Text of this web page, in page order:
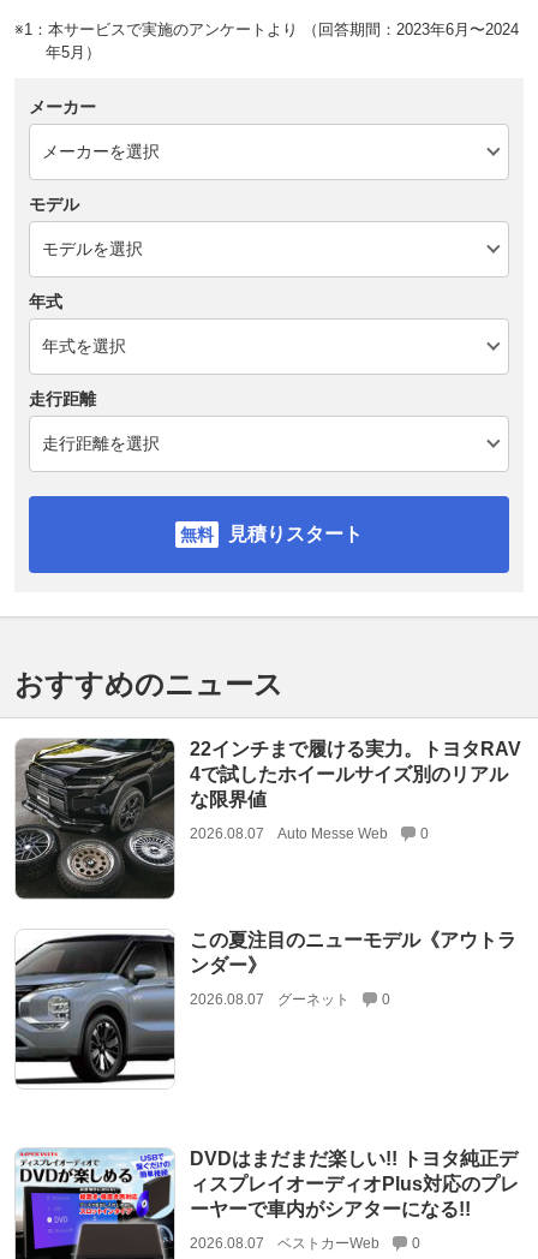
※1：本サービスで実施のアンケートより （回答期間：2023年6月〜2024
年5月）
メーカー
モデル
年式
走行距離
見積りスタート
おすすめのニュース
22インチまで履ける実力。トヨタRAV
4で試したホイールサイズ別のリアル
な限界値
2026.08.07 Auto Messe Web 0
この夏注目のニューモデル《アウトラ
ンダー》
2026.08.07 グーネット 0
DVDはまだまだ楽しい!! トヨタ純正デ
ィスプレイオーディオPlus対応のプレ
ーヤーで車内がシアターになる!!
2026.08.07 ベストカーWeb 0